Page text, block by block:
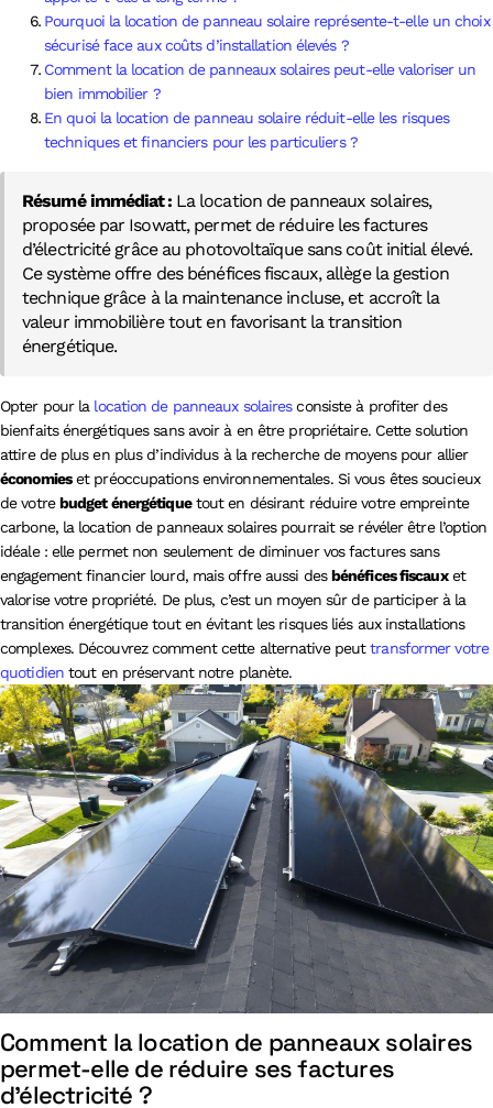
Pourquoi la location de panneau solaire représente-t-elle un choix
sécurisé face aux coûts d’installation élevés ?
Comment la location de panneaux solaires peut-elle valoriser un
bien immobilier ?
En quoi la location de panneau solaire réduit-elle les risques
techniques et financiers pour les particuliers ?
Résumé immédiat : La location de panneaux solaires,
proposée par Isowatt, permet de réduire les factures
d’électricité grâce au photovoltaïque sans coût initial élevé.
Ce système offre des bénéfices fiscaux, allège la gestion
technique grâce à la maintenance incluse, et accroît la
valeur immobilière tout en favorisant la transition
énergétique.
Opter pour la location de panneaux solairesconsiste à profiter des
bienfaits énergétiques sans avoir à en être propriétaire. Cette solution
attire de plus en plus d’individus à la recherche de moyens pour allier
économieset préoccupations environnementales. Si vous êtes soucieux
de votrebudget énergétiquetout en désirant réduire votre empreinte
carbone, la location de panneaux solaires pourrait se révéler être l’option
idéale : elle permet non seulement de diminuer vos factures sans
engagement financier lourd, mais offre aussi desbénéfices fiscauxet
valorise votre propriété. De plus, c’est un moyen sûr de participer à la
transition énergétique tout en évitant les risques liés aux installations
complexes. Découvrez comment cette alternative peuttransformer votre
quotidientout en préservant notre planète.
Comment la location de panneaux solaires
permet-elle de réduire ses factures
d’électricité ?